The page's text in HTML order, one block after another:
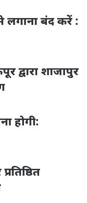
लगाना बंद करें :
द्वारा शाजापुर
होगी: